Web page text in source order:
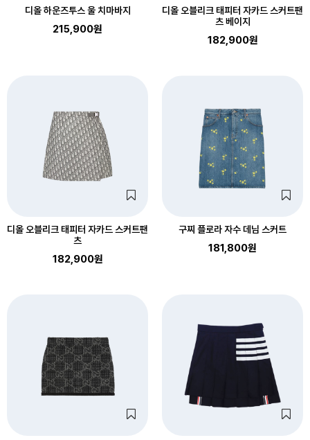
디올 하운즈투스 울 치마바지
215,900원
디올 오블리크 태피터 자카드 스커트팬
츠 베이지
182,900원
디올 오블리크 태피터 자카드 스커트팬
츠
182,900원
구찌 플로라 자수 데님 스커트
181,800원